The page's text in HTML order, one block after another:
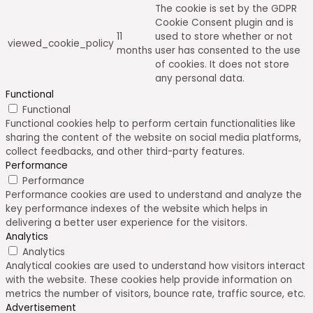
viewed_cookie_policy
11
months
The cookie is set by the GDPR
Cookie Consent plugin and is
used to store whether or not
user has consented to the use
of cookies. It does not store
any personal data.
Functional
Functional
Functional cookies help to perform certain functionalities like
sharing the content of the website on social media platforms,
collect feedbacks, and other third-party features.
Performance
Performance
Performance cookies are used to understand and analyze the
key performance indexes of the website which helps in
delivering a better user experience for the visitors.
Analytics
Analytics
Analytical cookies are used to understand how visitors interact
with the website. These cookies help provide information on
metrics the number of visitors, bounce rate, traffic source, etc.
Advertisement